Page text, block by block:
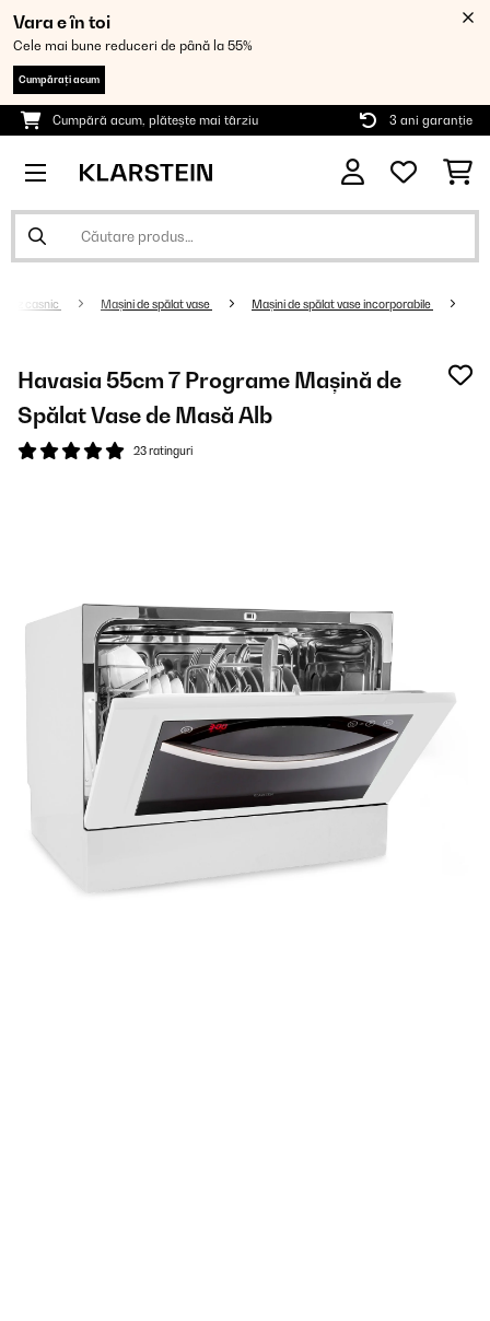
Vara e în toi
Cele mai bune reduceri de până la 55%
Cumpărați acum
Cumpără acum, plătește mai târziu 3 ani garanție
uz casnic Mașini de spălat vase Mașini de spălat vase incorporabile
Havasia 55cm 7 Programe Mașină de
Spălat Vase de Masă Alb
23 ratinguri